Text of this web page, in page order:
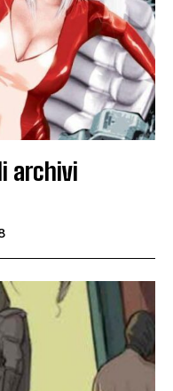
archivi